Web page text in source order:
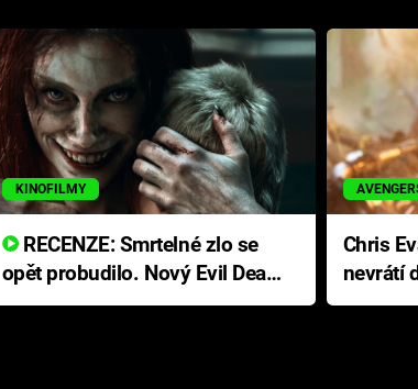
KINOFILMY
RECENZE: Smrtelné zlo se
opět probudilo. Nový Evil Dead
přichází s neodolatelnou
Chris
nevrátí
Ameriky